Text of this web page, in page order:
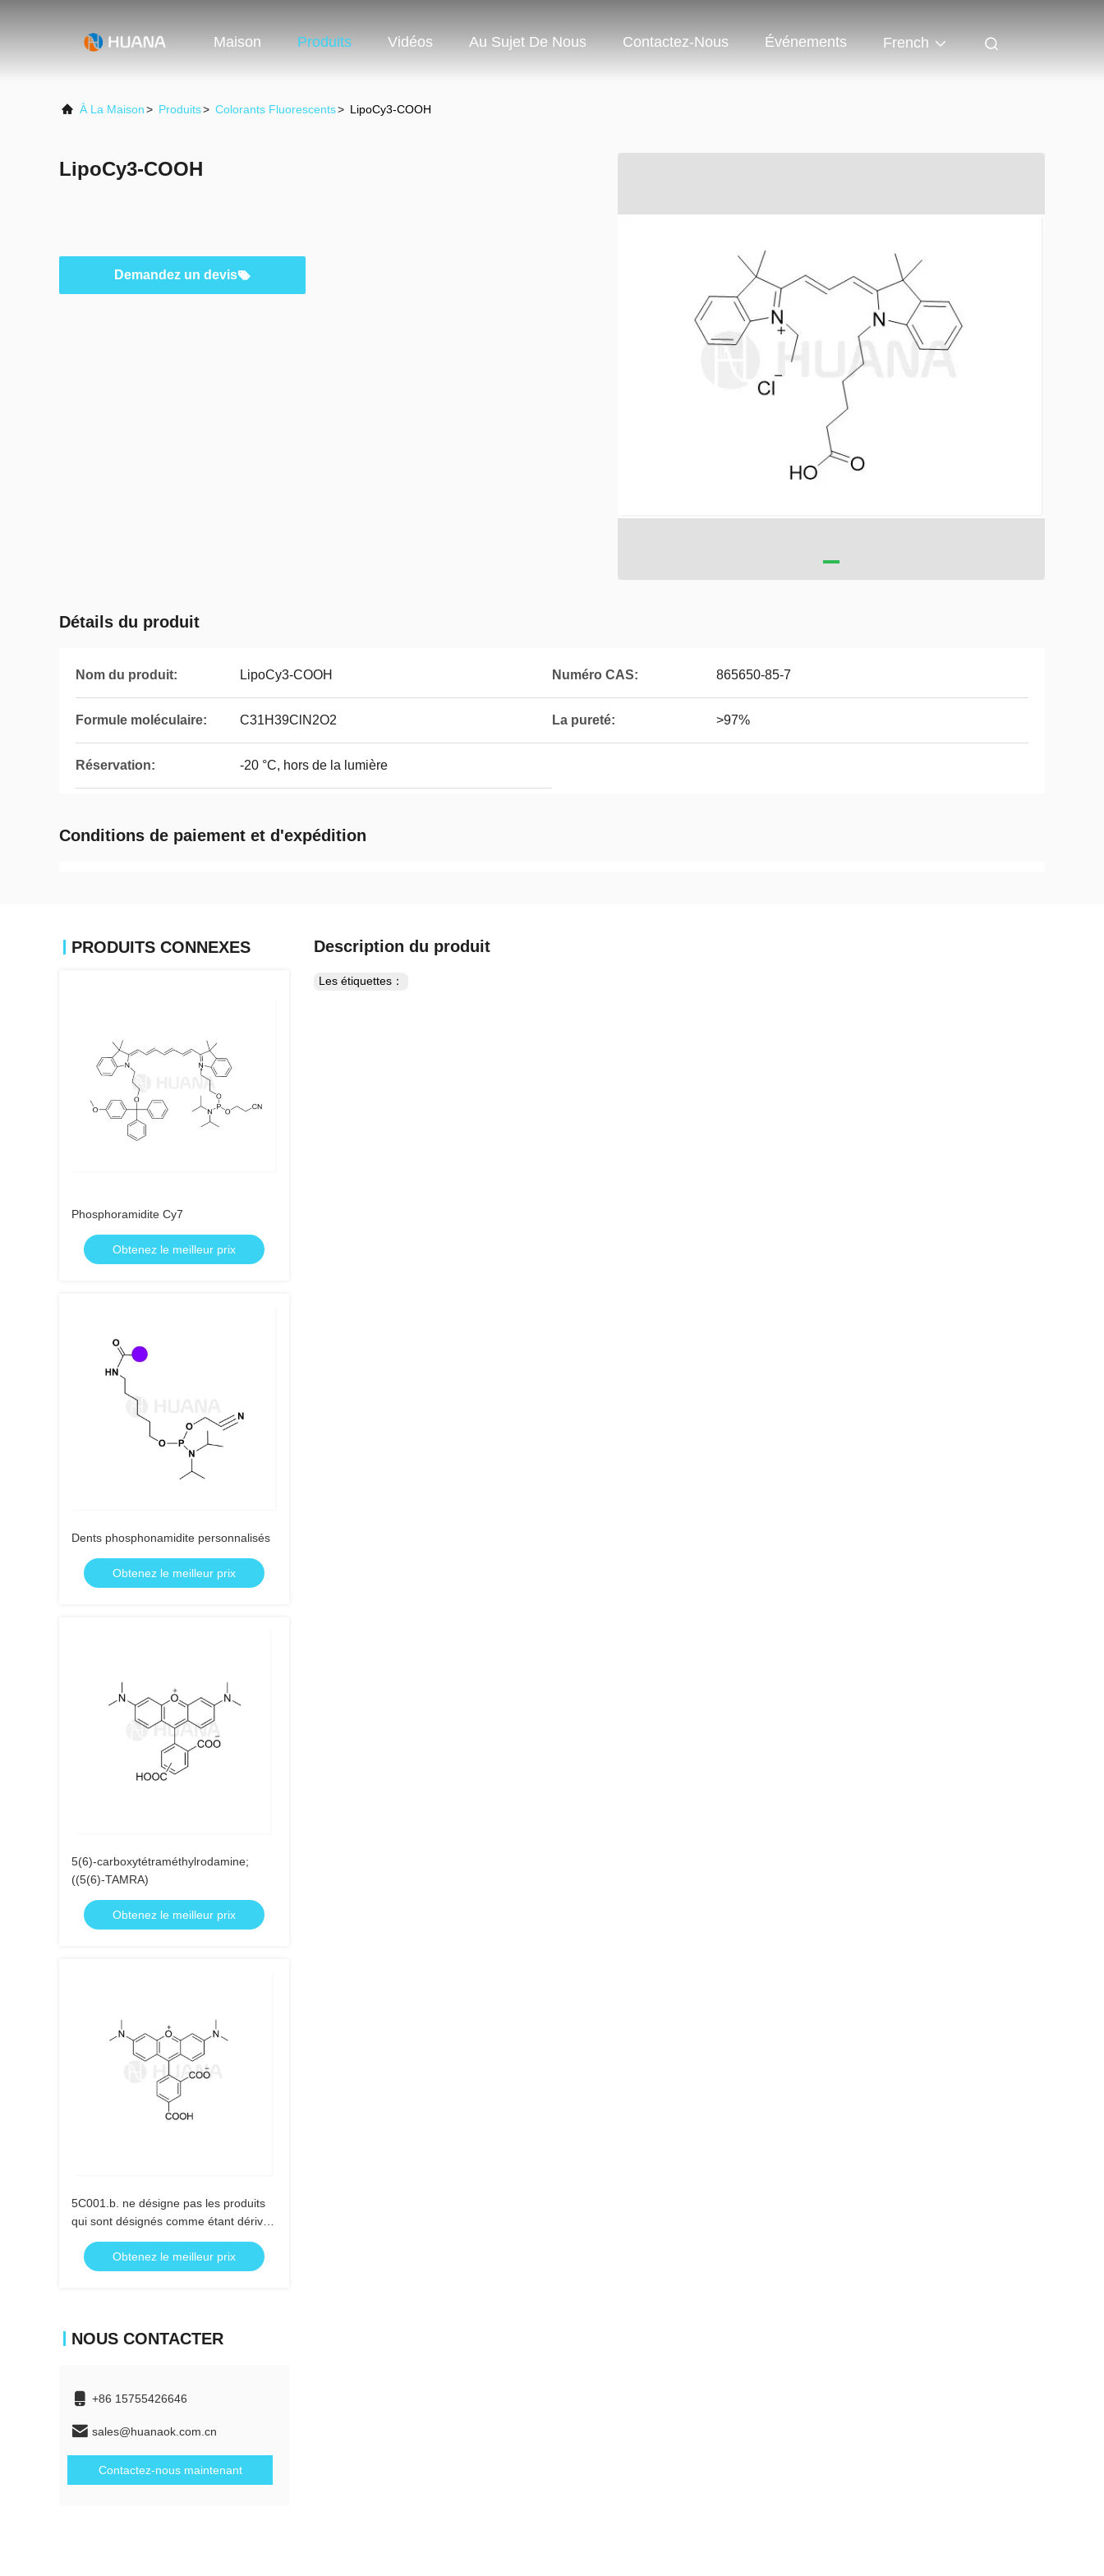
Maison Produits Vidéos Au Sujet De Nous Contactez-Nous Événements French
À La Maison> Produits> Colorants Fluorescents> LipoCy3-COOH
LipoCy3-COOH
Demandez un devis
Détails du produit
Nom du produit: LipoCy3-COOH Numéro CAS: 865650-85-7
Formule moléculaire: C31H39ClN2O2 La pureté: >97%
Réservation: -20 °C, hors de la lumière
Conditions de paiement et d'expédition
PRODUITS CONNEXES
Phosphoramidite Cy7
Obtenez le meilleur prix
Dents phosphonamidite personnalisés
Obtenez le meilleur prix
5(6)-carboxytétraméthylrodamine;
((5(6)-TAMRA)
Obtenez le meilleur prix
5C001.b. ne désigne pas les produits
qui sont désignés comme étant dérivés
du produit.
Obtenez le meilleur prix
NOUS CONTACTER
+86 15755426646
sales@huanaok.com.cn
Contactez-nous maintenant
Description du produit
Les étiquettes：